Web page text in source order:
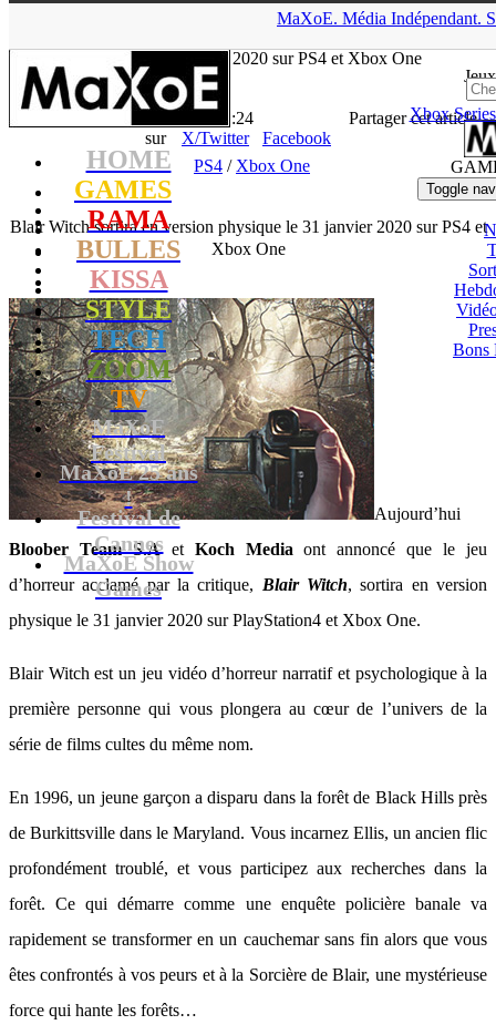
MaXoE. Média Indépendant.
HOME
GAMES
RAMA
BULLES
KISSA
STYLE
TECH
ZOOM
TV
MaXoE
Festival
MaXoE 25 ans
!
Festival de
Cannes
MaXoE Show
Games
Jeux
Xbox
Toggle
Bons
physique le 31 janvier 2020 sur PS4 et Xbox One
- 17.12.19, 11:24
Partager cet article
sur
X/Twitter
Facebook
PS4 / Xbox One
Blair Witch sortira en version physique le 31 janvier 2020 sur PS4 et
Xbox One
Aujourd’hui
Bloober Team S.Aet Koch Media ont annoncé que le jeu
d’horreur acclamé par la critique, Blair Witch, sortira en version
physique le 31 janvier 2020 sur PlayStation4 et Xbox One.
Blair Witch est un jeu vidéo d’horreur narratif et psychologique à la
première personne qui vous plongera au cœur de l’univers de la
série de films cultes du même nom.
En 1996, un jeune garçon a disparu dans la forêt de Black Hills près
de Burkittsville dans le Maryland. Vous incarnez Ellis, un ancien flic
profondément troublé, et vous participez aux recherches dans la
forêt. Ce qui démarre comme une enquête policière banale va
rapidement se transformer en un cauchemar sans fin alors que vous
êtes confrontés à vos peurs et à la Sorcière de Blair, une mystérieuse
force qui hante les forêts…